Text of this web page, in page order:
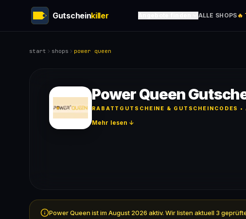
Gutscheinkiller ALLE SHOPS 🔥
start shops power queen
Power Queen
RABATTGUTSCHEINE & GUTSCHEINCODES
Mehr lesen ↓
Power Queen ist im August 2026 aktiv. Wir listen aktuell 3